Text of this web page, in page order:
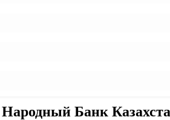
Банк